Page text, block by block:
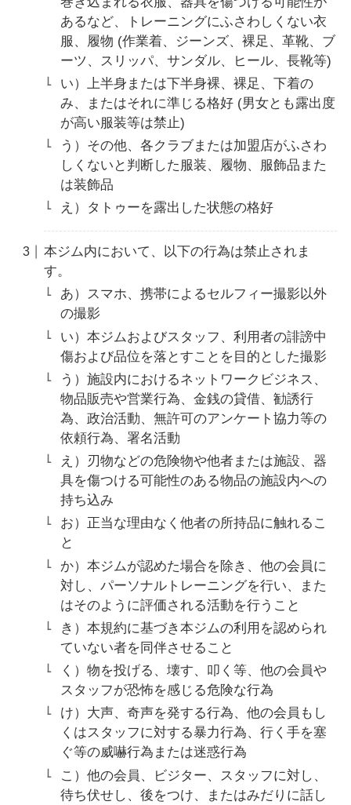
あるなど、トレーニングにふさわしくない衣
服、履物 (作業着、ジーンズ、裸足、革靴、ブ
ーツ、スリッパ、サンダル、ヒール、長靴等)
い）上半身または下半身裸、裸足、下着の
み、またはそれに準じる格好 (男女とも露出度
が高い服装等は禁止)
う）その他、各クラブまたは加盟店がふさわ
しくないと判断した服装、履物、服飾品また
は装飾品
え）タトゥーを露出した状態の格好
本ジム内において、以下の行為は禁止されま
す。
あ）スマホ、携帯によるセルフィー撮影以外
の撮影
い）本ジムおよびスタッフ、利用者の誹謗中
傷および品位を落とすことを目的とした撮影
う）施設内におけるネットワークビジネス、
物品販売や営業行為、金銭の貸借、勧誘行
為、政治活動、無許可のアンケート協力等の
依頼行為、署名活動
え）刃物などの危険物や他者または施設、器
具を傷つける可能性のある物品の施設内への
持ち込み
お）正当な理由なく他者の所持品に触れるこ
と
か）本ジムが認めた場合を除き、他の会員に
対し、パーソナルトレーニングを行い、また
はそのように評価される活動を行うこと
き）本規約に基づき本ジムの利用を認められ
ていない者を同伴させること
く）物を投げる、壊す、叩く等、他の会員や
スタッフが恐怖を感じる危険な行為
け）大声、奇声を発する行為、他の会員もし
くはスタッフに対する暴力行為、行く手を塞
ぐ等の威嚇行為または迷惑行為
こ）他の会員、ビジター、スタッフに対し、
待ち伏せし、後をつけ、またはみだりに話し